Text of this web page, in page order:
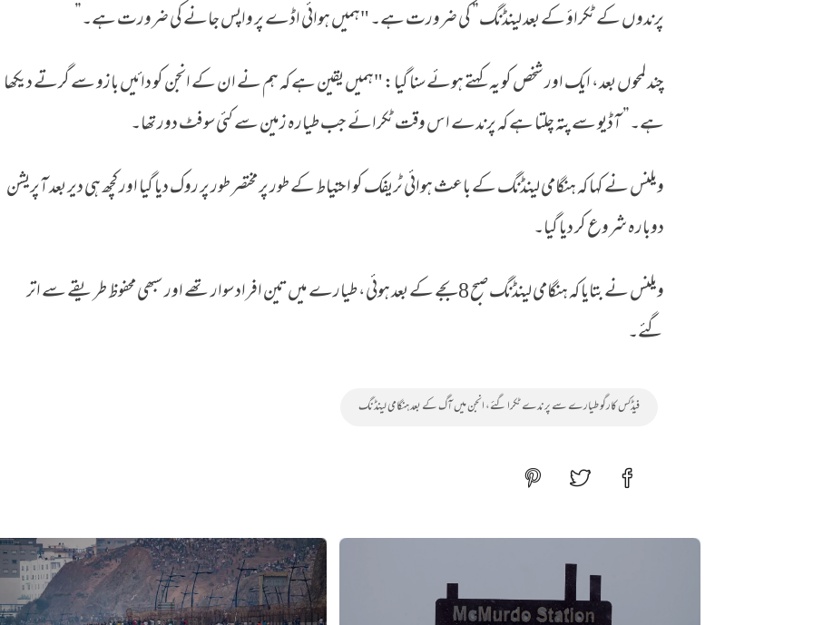
پرندوں کے ٹکراؤ کے بعد لینڈنگ” کی ضرورت ہے۔ "ہمیں ہوائی اڈے پر واپس جانے کی ضرورت ہے۔”
چند لمحوں بعد، ایک اور شخص کو یہ کہتے ہوئے سنا گیا: "ہمیں یقین ہے کہ ہم نے ان کے انجن کو دائیں بازو سے گرتے دیکھا
ہے۔” آڈیو سے پتہ چلتا ہے کہ پرندے اس وقت ٹکرائے جب طیارہ زمین سے کئی سو فٹ دور تھا۔
ویلنس نے کہا کہ ہنگامی لینڈنگ کے باعث ہوائی ٹریفک کو احتیاط کے طور پر مختصر طور پر روک دیا گیا اور کچھ ہی دیر بعد آپریشن
دوبارہ شروع کر دیا گیا۔
ویلنس نے بتایا کہ ہنگامی لینڈنگ صبح 8 بجے کے بعد ہوئی، طیارے میں تین افراد سوار تھے اور سبھی محفوظ طریقے سے اتر
گئے۔
فیڈکس کارگو طیارے سے پرندے ٹکرا گئے، انجن میں آگ کے بعد ہنگامی لینڈنگ